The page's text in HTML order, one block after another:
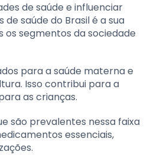
de saúde e influenciar
saúde do Brasil é a sua
os segmentos da sociedade
para a saúde materna e
Isso contribui para a
as crianças.
são prevalentes nessa faixa
essenciais,